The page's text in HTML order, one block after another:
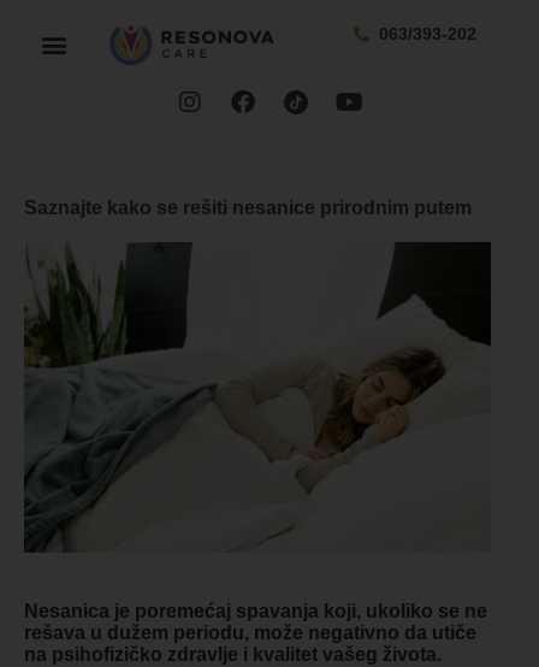
063/393-202
Saznajte kako se rešiti nesanice prirodnim putem
Nesanica je poremećaj spavanja koji, ukoliko se ne
rešava u dužem periodu, može negativno da utiče
na psihofizičko zdravlje i kvalitet vašeg života.